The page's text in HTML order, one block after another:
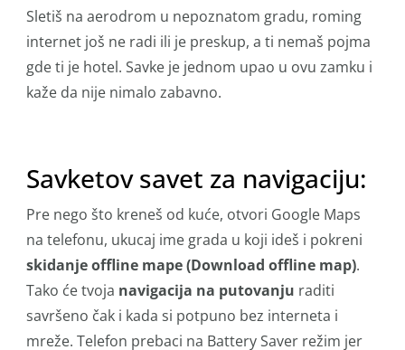
Sletiš na aerodrom u nepoznatom gradu, roming
internet još ne radi ili je preskup, a ti nemaš pojma
gde ti je hotel. Savke je jednom upao u ovu zamku i
kaže da nije nimalo zabavno.
Savketov savet za navigaciju:
Pre nego što kreneš od kuće, otvori Google Maps
na telefonu, ukucaj ime grada u koji ideš i pokreni
skidanje offline mape (Download offline map).
Tako će tvoja navigacija na putovanju raditi
savršeno čak i kada si potpuno bez interneta i
mreže. Telefon prebaci na Battery Saver režim jer